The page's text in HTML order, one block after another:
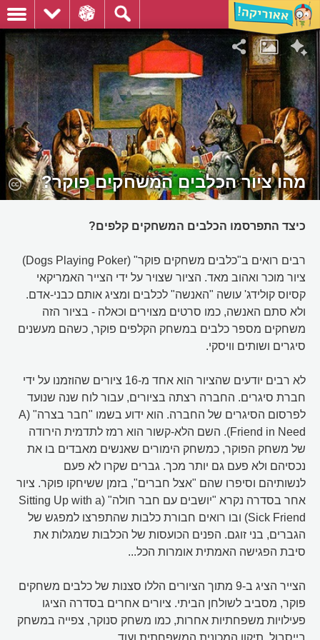
מהו ציור הכלבים המשחקים פוקר?
כיצד התפרסמו הכלבים המשחקים קלפים?
רבים רואים ב"כלבים משחקים פוקר" (Dogs Playing Poker)
ציור מוכר ואהוב מאד. הציור שצויר על ידי הצייר האמריקאי
קסיוס קולידג' עושה "האנשה" לכלבים ומציג אותם כבני-אדם.
ולא סתם האנשה, כמו סרטים מצוירים וכאלה - בציור הזה
משחקים מספר כלבים במשחק הקלפים פוקר, כשהם מעשנים
סיגרים ושותים וויסקי.
לא רבים יודעים שהציור הוא אחד מ-16 ציורים שהוזמנו על ידי
חברת סיגרים. החברה רצתה בציורים, עבור לוח שנה שנועד
לפרסום הסיגרים של החברה. הוא ידוע בשמו "חבר בצרה" (A
Friend in Need). השם הלא-קשור הוא רמז לתדמית הירודה
של משחק הפוקר, כמשחק הימורים שאנשים מאבדים בו את
נכסיהם ולא פעם גם יותר מכך. גברים שקרו לא פעם
לנשותיהם וסיפרו שהם "אצל חברים", בזמן ששיחקו פוקר. ציור
אחר בסדרה נקרא "יושבים עם חבר חולה" (Sitting Up with a
Sick Friend) ובו רואים חבורת כלבות שהתפרצו למפגש של
הגברים, בני זוגם. הפנים הכועסות של הכלבות שמגלות את
סיבת הפגישה האמתית אומרות הכל...
הצייר הציג ב-9 מתוך הציורים הללו סצנות של כלבים משחקים
פוקר, מסביב לשולחן הביתי. ציורים אחרים בסדרה הציגו
פעילויות משפחתיות אחרות, כמו משחק סנוקר, צפייה במשחק
בייסבול, תיקון המכונית המשפחתית ועוד.